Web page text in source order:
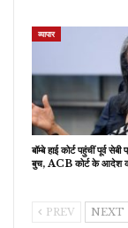
व्यापार
बॉम्बे हाई कोर्ट पहुंचीं पूर्व
बुच, ACB कोर्ट के आदेश
PREV NEXT